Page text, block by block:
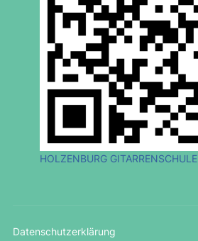
HOLZENBURG GITARRENSCHULE
Datenschutzerklärung